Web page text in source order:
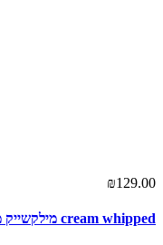
₪129.00
cream whipped מילקשייק מוס קרמי מגן ומרכך לכל סוגי השיער